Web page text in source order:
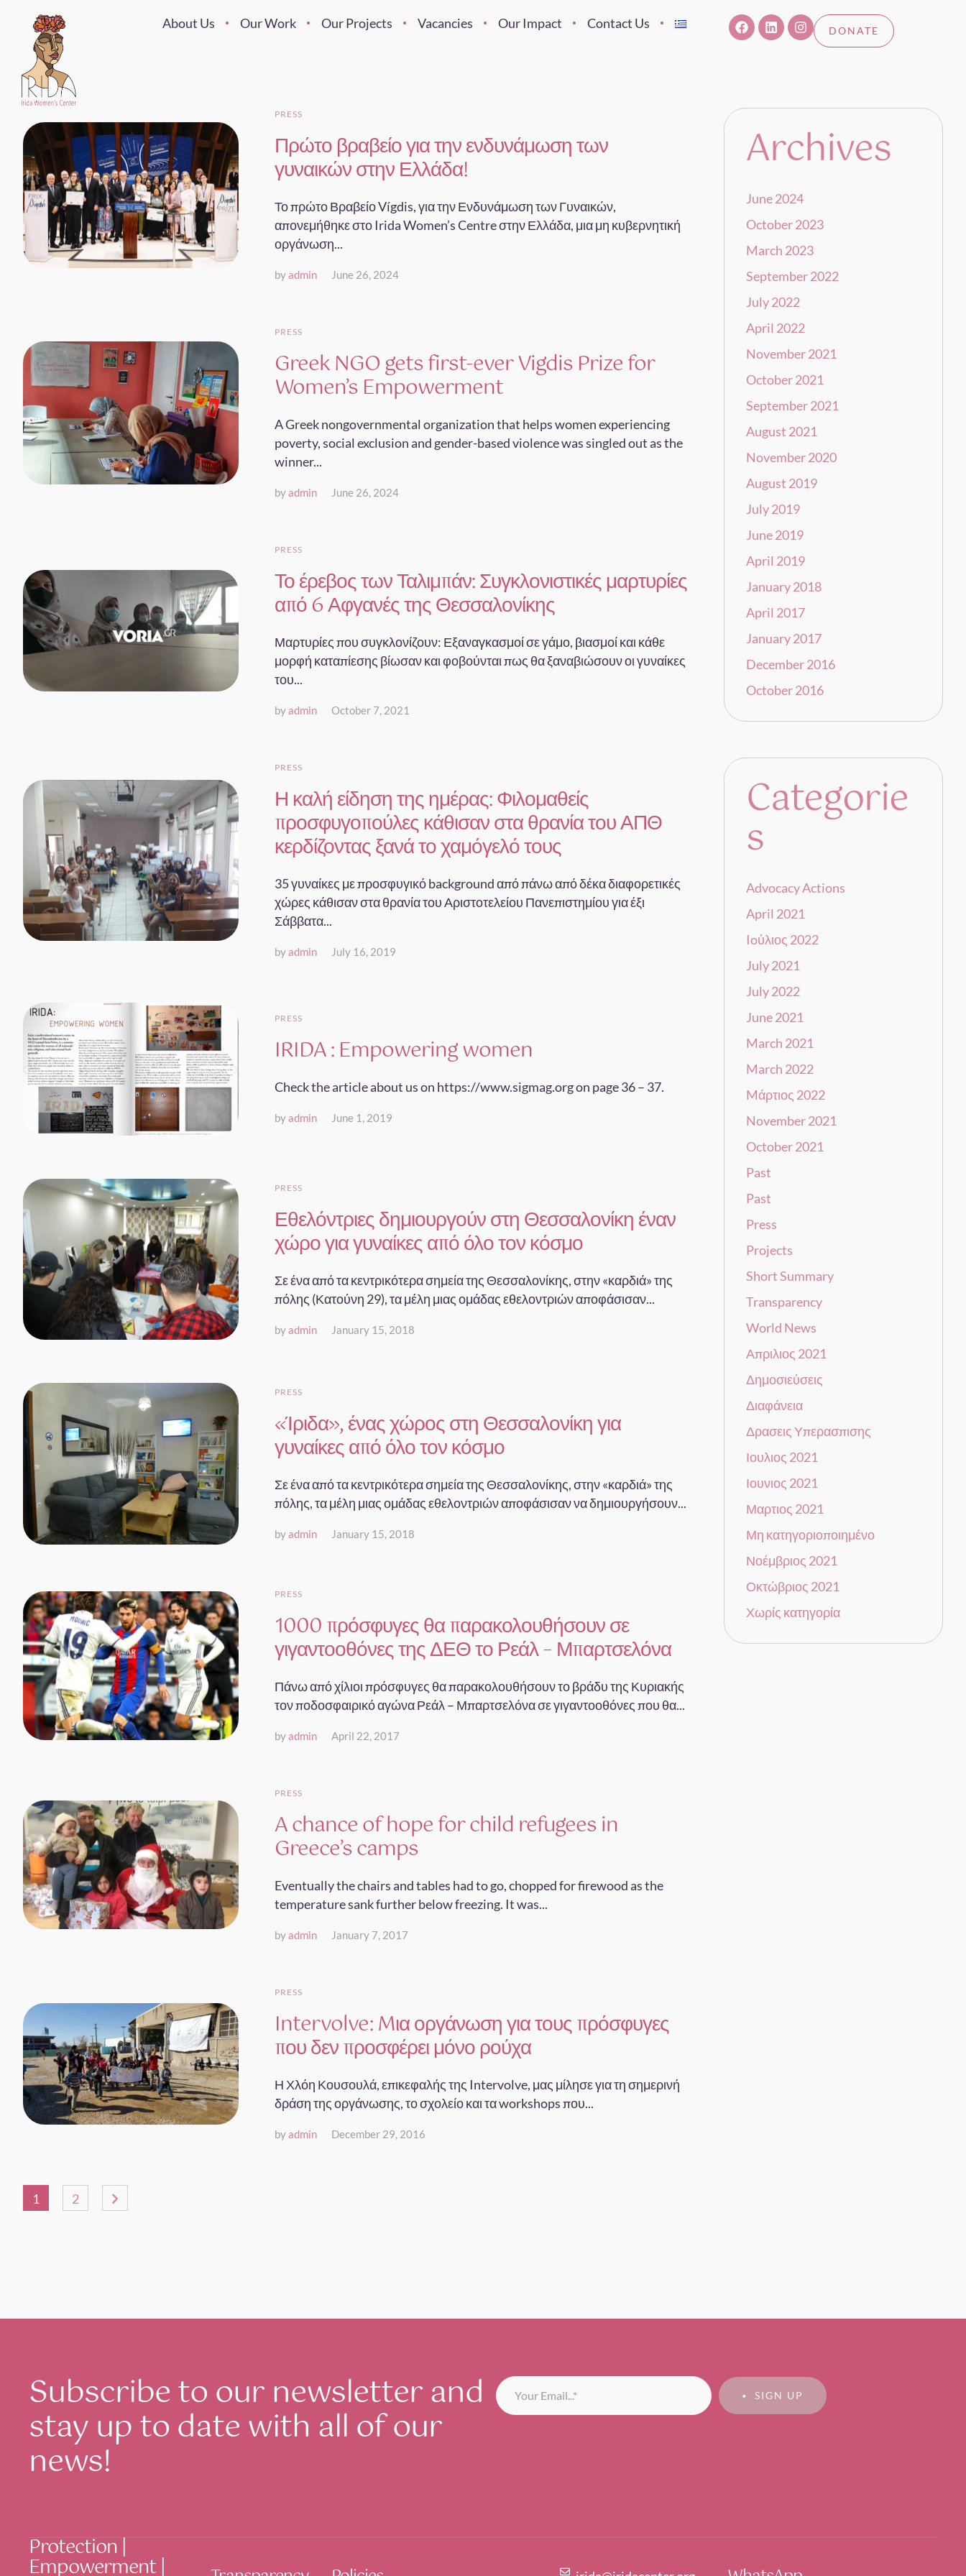
About Us Our Work Our Projects Vacancies Our Impact Contact Us DONATE
PRESS
Πρώτο βραβείο για την ενδυνάμωση των
γυναικών στην Ελλάδα!
Το πρώτο Βραβείο Vígdis, για την Ενδυνάμωση των Γυναικών,
απονεμήθηκε στο Irida Women’s Centre στην Ελλάδα, μια μη κυβερνητική
οργάνωση...
byadmin June 26, 2024
PRESS
Greek NGO gets first-ever Vigdis Prize for
Women’s Empowerment
A Greek nongovernmental organization that helps women experiencing
poverty, social exclusion and gender-based violence was singled out as the
winner...
byadmin June 26, 2024
PRESS
Το έρεβος των Ταλιμπάν: Συγκλονιστικές μαρτυρίες
από 6 Αφγανές της Θεσσαλονίκης
Μαρτυρίες που συγκλονίζουν: Εξαναγκασμοί σε γάμο, βιασμοί και κάθε
μορφή καταπίεσης βίωσαν και φοβούνται πως θα ξαναβιώσουν οι γυναίκες
του...
byadmin October 7, 2021
PRESS
Η καλή είδηση της ημέρας: Φιλομαθείς
προσφυγοπούλες κάθισαν στα θρανία του ΑΠΘ
κερδίζοντας ξανά το χαμόγελό τους
35 γυναίκες με προσφυγικό background από πάνω από δέκα διαφορετικές
χώρες κάθισαν στα θρανία του Αριστοτελείου Πανεπιστημίου για έξι
Σάββατα...
byadmin July 16, 2019
PRESS
IRIDA : Empowering women
Check the article about us on https://www.sigmag.org on page 36 – 37.
byadmin June 1, 2019
PRESS
Εθελόντριες δημιουργούν στη Θεσσαλονίκη έναν
χώρο για γυναίκες από όλο τον κόσμο
Σε ένα από τα κεντρικότερα σημεία της Θεσσαλονίκης, στην «καρδιά» της
πόλης (Κατούνη 29), τα μέλη μιας ομάδας εθελοντριών αποφάσισαν...
byadmin January 15, 2018
PRESS
«Ίριδα», ένας χώρος στη Θεσσαλονίκη για
γυναίκες από όλο τον κόσμο
Σε ένα από τα κεντρικότερα σημεία της Θεσσαλονίκης, στην «καρδιά» της
πόλης, τα μέλη μιας ομάδας εθελοντριών αποφάσισαν να δημιουργήσουν...
byadmin January 15, 2018
PRESS
1000 πρόσφυγες θα παρακολουθήσουν σε
γιγαντοοθόνες της ΔΕΘ το Ρεάλ – Μπαρτσελόνα
Πάνω από χίλιοι πρόσφυγες θα παρακολουθήσουν το βράδυ της Κυριακής
τον ποδοσφαιρικό αγώνα Ρεάλ – Μπαρτσελόνα σε γιγαντοοθόνες που θα...
byadmin April 22, 2017
PRESS
A chance of hope for child refugees in
Greece’s camps
Eventually the chairs and tables had to go, chopped for firewood as the
temperature sank further below freezing. It was...
byadmin January 7, 2017
PRESS
Intervolve: Mια οργάνωση για τους πρόσφυγες
που δεν προσφέρει μόνο ρούχα
Η Χλόη Κουσουλά, επικεφαλής της Intervolve, μας μίλησε για τη σημερινή
δράση της οργάνωσης, το σχολείο και τα workshops που...
byadmin December 29, 2016
1 2
Archives
June 2024
October 2023
March 2023
September 2022
July 2022
April 2022
November 2021
October 2021
September 2021
August 2021
November 2020
August 2019
July 2019
June 2019
April 2019
January 2018
April 2017
January 2017
December 2016
October 2016
Categorie
s
Advocacy Actions
April 2021
Ioύλιος 2022
July 2021
July 2022
June 2021
March 2021
March 2022
Mάρτιος 2022
November 2021
October 2021
Past
Past
Press
Projects
Short Summary
Transparency
World News
Απριλιος 2021
Δημοσιεύσεις
Διαφάνεια
Δρασεις Υπερασπισης
Ιουλιος 2021
Ιουνιος 2021
Μαρτιος 2021
Μη κατηγοριοποιημένο
Νοέμβριος 2021
Οκτώβριος 2021
Χωρίς κατηγορία
Subscribe to our newsletter and
stay up to date with all of our
news!
SIGN UP
Protection |
Empowerment |